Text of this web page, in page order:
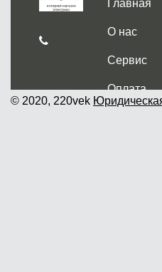
Главная
О нас
Сервис
Оплата
© 2020, 220vek